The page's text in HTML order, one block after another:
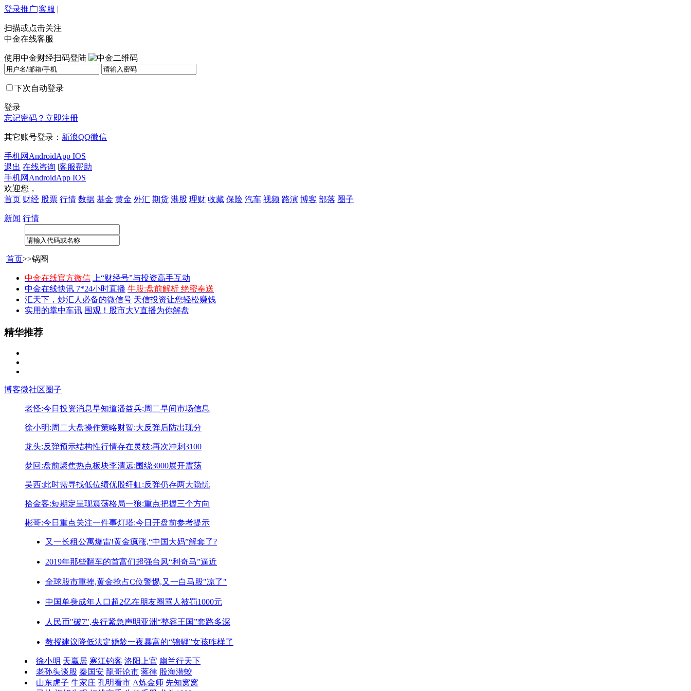
登录推广|客服 |
扫描或点击关注
中金在线客服
使用中金财经扫码登陆
下次自动登录
登录
忘记密码？ 立即注册
其它账号登录： 新浪QQ微信
手机网 AndroidApp IOS
退出 在线咨询 |客服帮助
手机网 AndroidApp IOS
欢迎您，
首页 财经 股票 行情 数据 基金 黄金 外汇 期货 港股 理财 收藏 保险 汽车 视频 路演 博客 部落 圈子
新闻 行情
首页>>锅圈
中金在线官方微信
上“财经号”与投资高手互动
中金在线快讯 7*24小时直播 牛股:盘前解析 绝密奉送
汇天下，炒汇人必备的微信号 天信投资让您轻松赚钱
实用的掌中车讯 围观！股市大V直播为你解盘
精华推荐
博客微社区圈子
老怪:今日投资消息早知道潘益兵:周二早间市场信息
徐小明:周二大盘操作策略财智:大反弹后防出现分
龙头:反弹预示结构性行情存在灵枝:再次冲刺3100
梦回:盘前聚焦热点板块李清远:围绕3000展开震荡
吴西:此时需寻找低位绩优股纤虹:反弹仍存两大隐忧
拾金客:短期定呈现震荡格局一狼:重点把握三个方向
彬哥:今日重点关注一件事灯塔:今日开盘前参考提示
又一长租公寓爆雷!黄金疯涨,“中国大妈”解套了?
2019年那些翻车的首富们超强台风“利奇马”逼近
全球股市重挫,黄金抢占C位警惕,又一白马股"凉了"
中国单身成年人口超2亿在朋友圈骂人被罚1000元
人民币"破7",央行紧急声明亚洲“整容王国”套路多深
教授建议降低法定婚龄一夜暴富的“锦鲤”女孩咋样了
徐小明 天赢居 寒江钓客 洛阳上官 幽兰行天下
老孙头谈股 秦国安 龍哥论市 蒋律 股海潜蛟
山东虎子 牛家庄 孔明看市 A炼金师 先知窝窝